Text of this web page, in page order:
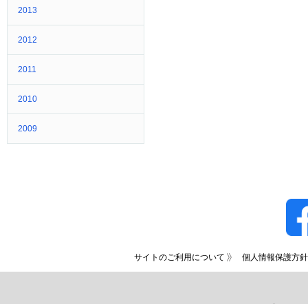
2013
2012
2011
2010
2009
サイトのご利用について 個人情報保護方針